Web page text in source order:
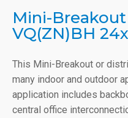
Mini-Breakout
VQ(ZN)BH
This Mini-Breakout or
many indoor and outdoor
application includes
central office